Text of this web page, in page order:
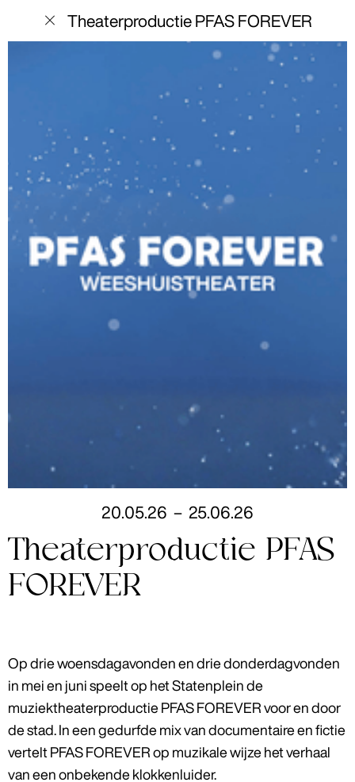
Theaterproductie PFAS FOREVER
20 05 26 – 25 06 26
Theaterproductie PFAS
FOREVER
Op drie woensdagavonden en drie donderdagvonden
in mei en juni speelt op het Statenplein de
muziektheaterproductie PFAS FOREVER voor en door
de stad. In een gedurfde mix van documentaire en fictie
vertelt PFAS FOREVER op muzikale wijze het verhaal
van een onbekende klokkenluider.